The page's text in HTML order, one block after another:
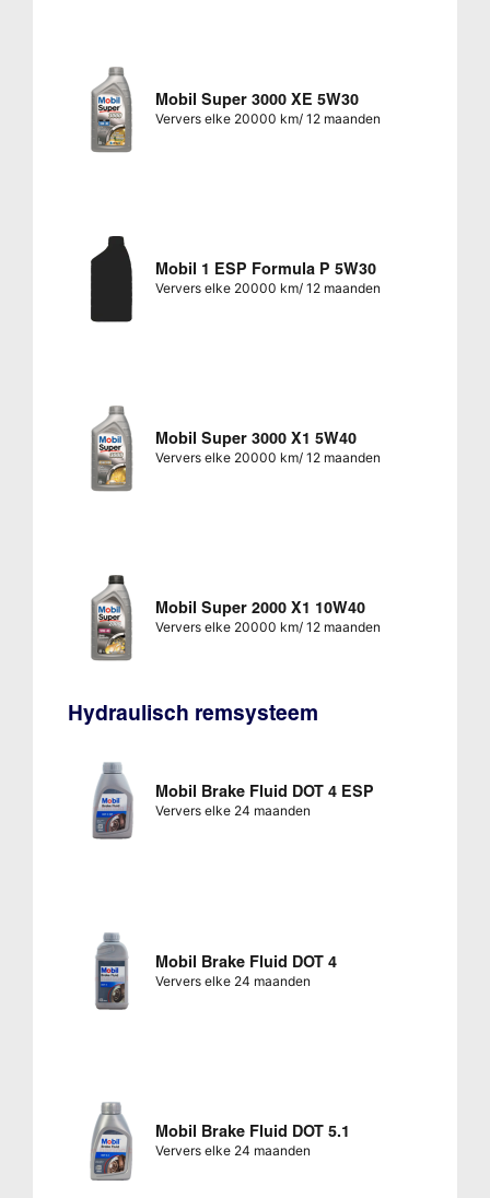
Mobil Super 3000 XE 5W30
Ververs elke 20000 km/ 12 maanden
Mobil 1 ESP Formula P 5W30
Ververs elke 20000 km/ 12 maanden
Mobil Super 3000 X1 5W40
Ververs elke 20000 km/ 12 maanden
Mobil Super 2000 X1 10W40
Ververs elke 20000 km/ 12 maanden
Hydraulisch remsysteem
Mobil Brake Fluid DOT 4 ESP
Ververs elke 24 maanden
Mobil Brake Fluid DOT 4
Ververs elke 24 maanden
Mobil Brake Fluid DOT 5.1
Ververs elke 24 maanden